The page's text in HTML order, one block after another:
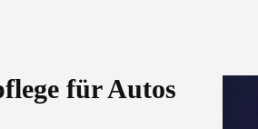
für Autos